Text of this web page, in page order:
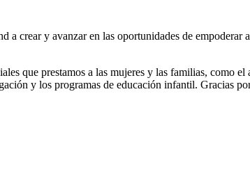
a crear y avanzar en las oportunidades de
que prestamos a las mujeres y las familias, como
y los programas de educación infantil. Gracias